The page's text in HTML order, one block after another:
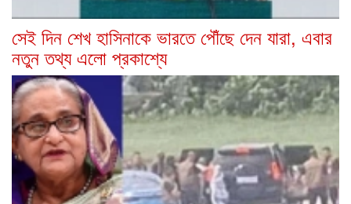
সেই দিন শেখ হাসিনাকে ভারতে পৌঁছে দেন যারা, এবার
নতুন তথ্য এলো প্রকাশ্যে